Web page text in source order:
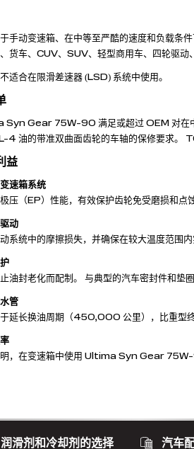
手动变速箱、在中等至严酷的速度和负载条
货车、CUV、SUV、轻型商用车、四轮驱动
适合在限滑差速器 (LSD) 系统中使用。
Gear 75W-90 满足或超过 OEM 对在中
4 油的带准双曲面齿轮的车轴的保修要求。
益
速箱系统
压（EP）性能，有效保护齿轮免受磨损和点
动
系统中的摩擦损失，并确保在较大温度范围
油封老化而配制。 与典型的汽车密封件和垫
管
延长换油周期（450,000 公里），比重型终
，在变速箱中使用 Ultima Syn Gear 75W-
润滑剂和冷却剂的选择 汽车